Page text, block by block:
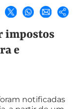
impostos
e
notificadas